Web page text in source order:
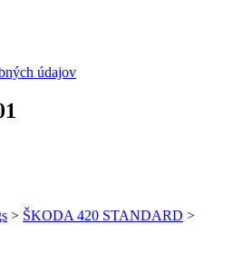
údajov
> ŠKODA 420 STANDARD >